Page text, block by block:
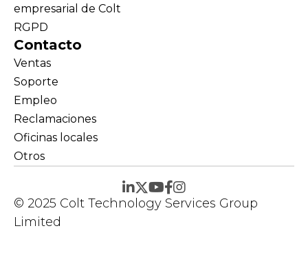
empresarial de Colt
RGPD
Contacto
Ventas
Soporte
Empleo
Reclamaciones
Oficinas locales
Otros
© 2025 Colt Technology Services Group
Limited